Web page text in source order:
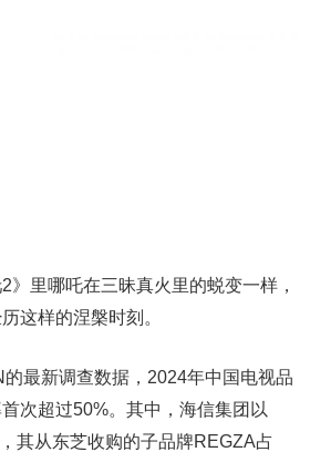
》里哪吒在三昧真火里的蜕变一样，
这样的涅槃时刻。
最新调查数据，2024年中国电视品
次超过50%。其中，海信集团以
其从东芝收购的子品牌REGZA占